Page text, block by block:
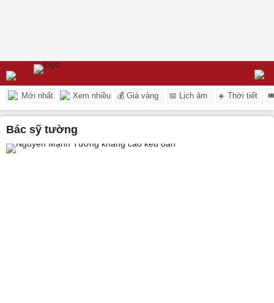
Mới nhất Xem nhiều 💰 Giá vàng 📅 Lịch âm ☀️ Thời tiết
bác sỹ tường